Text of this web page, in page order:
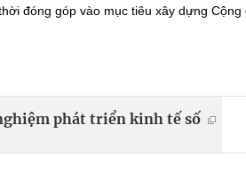
đóng góp vào mục tiêu xây dựng Cộng
phát triển kinh tế số